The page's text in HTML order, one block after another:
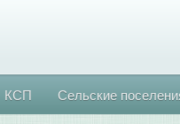
КСП Сельские